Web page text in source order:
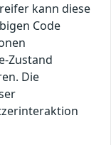
kann diese
Code
Zustand
Die